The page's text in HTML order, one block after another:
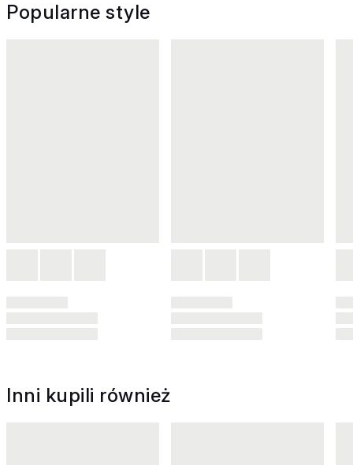
Popularne style
Inni kupili również